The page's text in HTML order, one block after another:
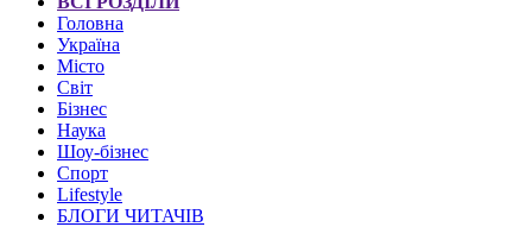
Головна
Україна
Місто
Світ
Бізнес
Наука
Шоу-бізнес
Спорт
Lifestyle
БЛОГИ ЧИТАЧІВ